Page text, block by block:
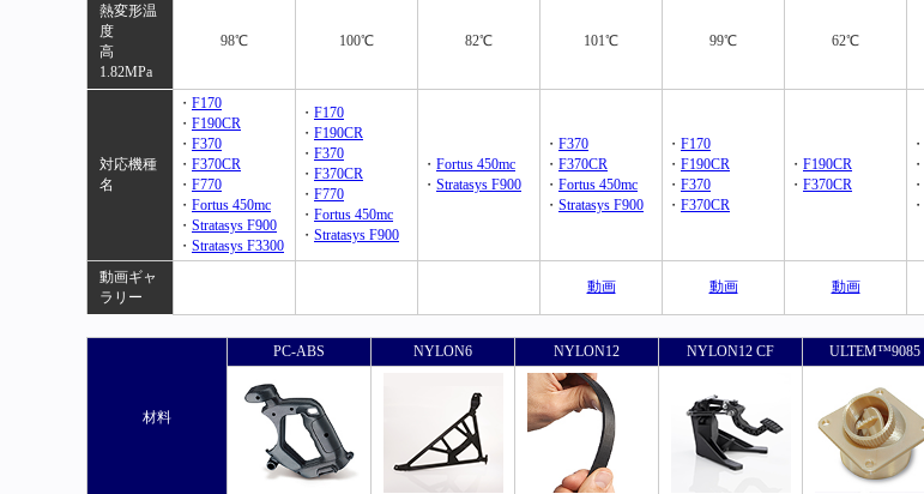
熱変形温
度
高
1.82MPa
98℃ 100℃ 82℃ 101℃ 99℃ 62℃
対応機種
名
・ F170
・ F190CR
・ F370
・ F370CR
・ F770
・ Fortus 450mc
・ Stratasys F900
・ Stratasys F3300
・ F170
・ F190CR
・ F370
・ F370CR
・ F770
・ Fortus 450mc
・ Stratasys F900
・ Fortus 450mc
・ Stratasys F900
・ F370
・ F370CR
・ Fortus 450mc
・ Stratasys F900
・ F170
・ F190CR
・ F370
・ F370CR
・ F190CR
・ F370CR
・
・
・
・
動画ギャ
ラリー
動画 動画 動画
材料
PC-ABS NYLON6 NYLON12 NYLON12 CF ULTEM™9085